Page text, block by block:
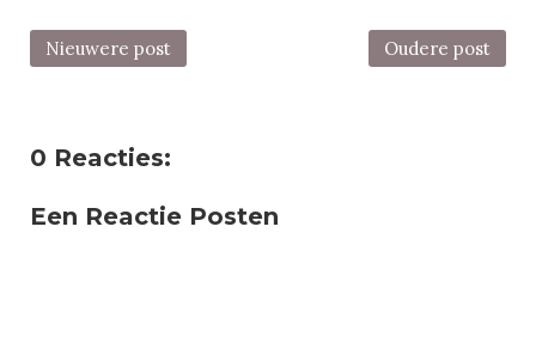
Nieuwere post Oudere post
0 Reacties:
Een Reactie Posten